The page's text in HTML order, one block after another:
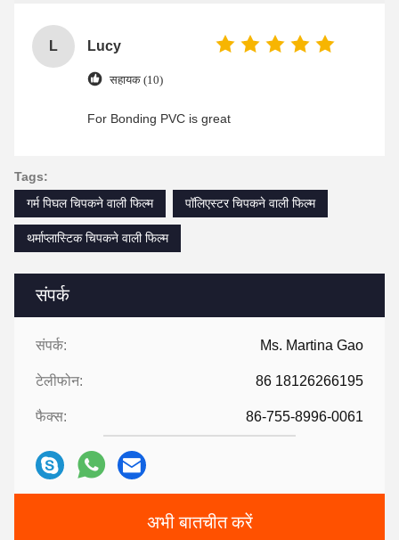
संपर्क
संपर्क: Ms. Martina Gao
टेलीफोन: 86 18126266195
फैक्स: 86-755-8996-0061
अभी बातचीत करें
L Lucy
सहायक (10)
For Bonding PVC is great
Tags:
गर्म पिघल चिपकने वाली फिल्म
पॉलिएस्टर चिपकने वाली फिल्म
थर्माप्लास्टिक चिपकने वाली फिल्म